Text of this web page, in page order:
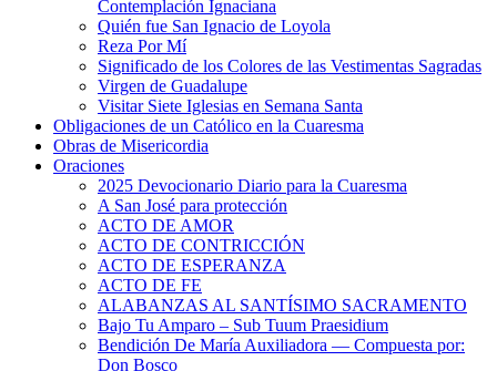
Contemplación Ignaciana
Quién fue San Ignacio de Loyola
Reza Por Mí
Significado de los Colores de las Vestimentas Sagradas
Virgen de Guadalupe
Visitar Siete Iglesias en Semana Santa
Obligaciones de un Católico en la Cuaresma
Obras de Misericordia
Oraciones
2025 Devocionario Diario para la Cuaresma
A San José para protección
ACTO DE AMOR
ACTO DE CONTRICCIÓN
ACTO DE ESPERANZA
ACTO DE FE
ALABANZAS AL SANTÍSIMO SACRAMENTO
Bajo Tu Amparo – Sub Tuum Praesidium
Bendición De María Auxiliadora — Compuesta por:
Don Bosco